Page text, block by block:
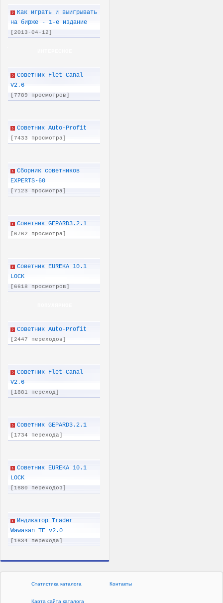
Как играть и выигрывать
на бирже - 1-е издание
[2013-04-12]
Советник Flet-Canal
v2.6
[7789 просмотров]
Советник Auto-Profit
[7433 просмотра]
Сборник советников
EXPERTS-60
[7123 просмотра]
Советник GEPARD3.2.1
[6762 просмотра]
Советник EUREKA 10.1
LOCK
[6618 просмотров]
Советник Auto-Profit
[2447 переходов]
Советник Flet-Canal
v2.6
[1881 переход]
Советник GEPARD3.2.1
[1734 перехода]
Советник EUREKA 10.1
LOCK
[1680 переходов]
Индикатор Trader
Wawasan TE v2.0
[1634 перехода]
Статистика каталога Контакты
Карта сайта каталога